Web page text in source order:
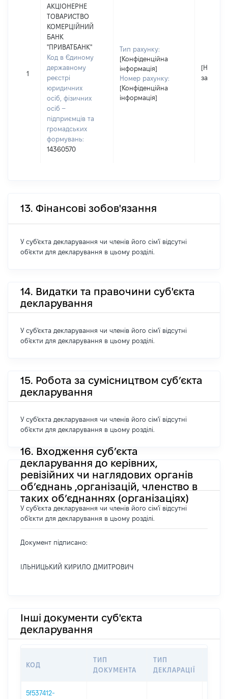
1
АКЦІОНЕРНЕ
ТОВАРИСТВО
КОМЕРЦІЙНИЙ
БАНК
"ПРИВАТБАНК"
Код в Єдиному
державному
реєстрі
юридичних
осіб, фізичних
осіб –
підприємців та
громадських
формувань:
14360570
Тип рахунку:
[Конфіденційна
інформація]
Номер рахунку:
[Конфіденційна
інформація]
[Не
13. Фінансові зобов'язання
У суб'єкта декларування чи членів його сім'ї відсутні
об'єкти для декларування в цьому розділі.
14. Видатки та правочини суб'єкта
декларування
У суб'єкта декларування чи членів його сім'ї відсутні
об'єкти для декларування в цьому розділі.
15. Робота за сумісництвом суб’єкта
декларування
У суб'єкта декларування чи членів його сім'ї відсутні
об'єкти для декларування в цьому розділі.
16. Входження суб’єкта
декларування до керівних,
ревізійних чи наглядових органів
об’єднань ,організацій, членство в
таких об’єднаннях (організаціях)
У суб'єкта декларування чи членів його сім'ї відсутні
об'єкти для декларування в цьому розділі.
Документ підписано:
ІЛЬНИЦЬКИЙ КИРИЛО ДМИТРОВИЧ
Інші документи суб'єкта
декларування
КОД
ТИП
ДОКУМЕНТА
ТИП
ДЕКЛАРАЦІЇ
5f537412-